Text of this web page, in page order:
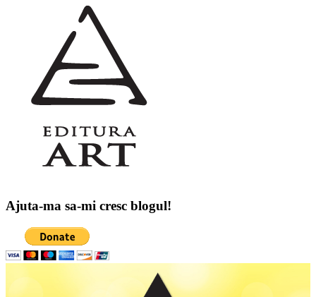
Ajuta-ma sa-mi cresc blogul!